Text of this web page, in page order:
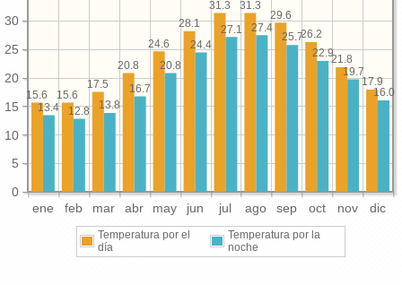
ene feb mar abr may jun jul ago sep oct nov dic
0
5
10
15
20
25
30
17.9
21.8
26.2
29.6
31.3
31.3
28.1
24.6
20.8
17.5
15.6
15.6 16.0
19.7
22.9
25.7
27.4
27.1
24.4
20.8
16.7
13.8
12.8
13.4
Temperatura por el
día
Temperatura por la
noche